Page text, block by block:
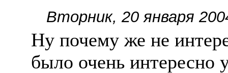
Вторник, 20 января
Ну почему же не
было очень интересно